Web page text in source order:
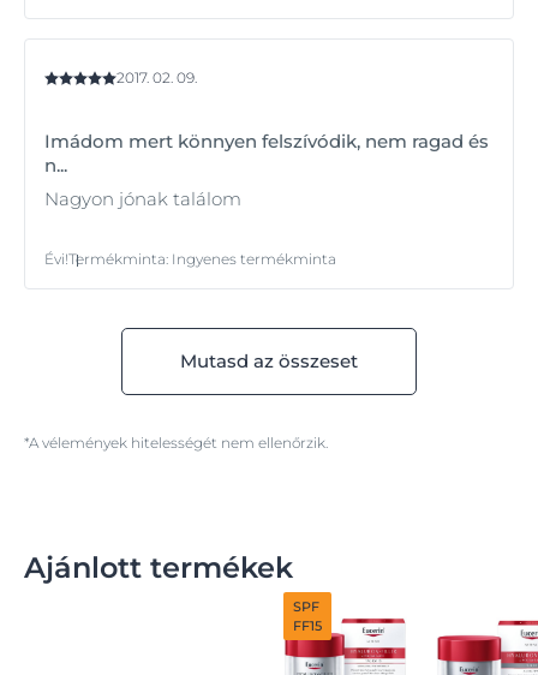
2017. 02. 09.
Imádom mert könnyen felszívódik, nem ragad és
n...
Nagyon jónak találom
Évi!Termékminta: Ingyenes termékminta
Mutasd az összeset
*A vélemények hitelességét nem ellenőrzik.
Ajánlott termékek
SPF
FF15